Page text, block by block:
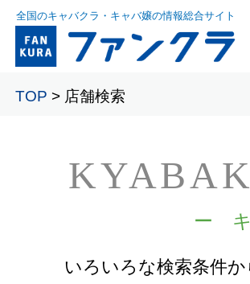
全国のキャバクラ・キャバ嬢の情報総合サイト
TOP > 店舗検索
ー
いろいろな検索条件